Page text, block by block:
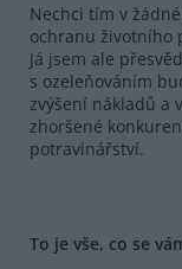
Nechci tím v
ochranu životního
Já jsem ale
s ozeleňováním
zvýšení nákladů a
zhoršené
potravinářství.
To je vše, co se